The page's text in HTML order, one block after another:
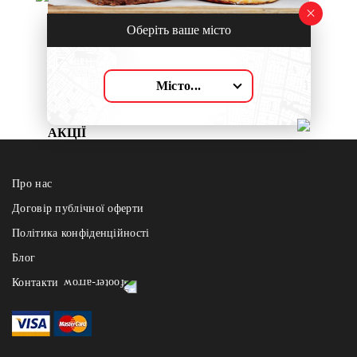
28.02.2025
АКЦІЇ
Про нас
Договір публічної оферти
Політика конфіденційності
Блог
Контакти
+38 067 736 83 72
Оберіть ваше місто
Місто...